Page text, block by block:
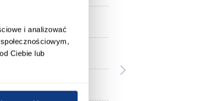
i analizować
Ciebie lub